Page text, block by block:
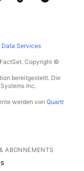
Data Services
Copyright ©
bereitgestellt. Die
Inc.
werden von Quartr
ABONNEMENTS